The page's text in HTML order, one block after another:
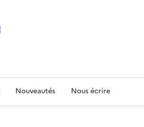
Nouveautés Nous écrire